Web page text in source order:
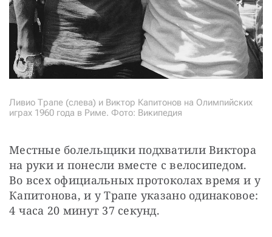
Ливио Трапе (слева) и Виктор Капитонов на Олимпийских
играх 1960 года в Риме. Фото: Википедия
Местные болельщики подхватили Виктора
на руки и понесли вместе с велосипедом.
Во всех официальных протоколах время и у
Капитонова, и у Трапе указано одинаковое:
4 часа 20 минут 37 секунд.